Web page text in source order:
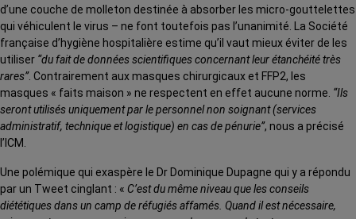
d’une couche de molleton destinée à absorber les micro-gouttelettes
qui véhiculent le virus – ne font toutefois pas l’unanimité. La Société
française d’hygiène hospitalière estime qu’il vaut mieux éviter de les
utiliser “du fait de données scientifiques concernant leur étanchéité très
rares”. Contrairement aux masques chirurgicaux et FFP2, les
masques « faits maison » ne respectent en effet aucune norme. “Ils
seront utilisés uniquement par le personnel non soignant (services
administratif, technique et logistique) en cas de pénurie”, nous a précisé
l’ICM.
Une polémique qui exaspère le Dr Dominique Dupagne qui y a répondu
par un Tweet cinglant : « C’est du même niveau que les conseils
diététiques dans un camp de réfugiés affamés. Quand il est nécessaire,